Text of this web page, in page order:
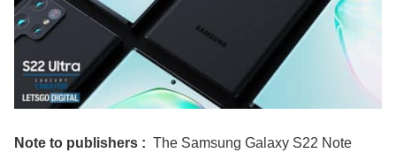
Note to publishers : The Samsung Galaxy S22 Note